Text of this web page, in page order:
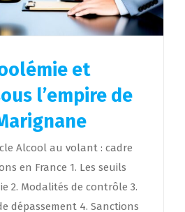
et
l’empire de
Alcool au volant : cadre
en France 1. Les seuils
2. Modalités de contrôle 3.
dépassement 4. Sanctions